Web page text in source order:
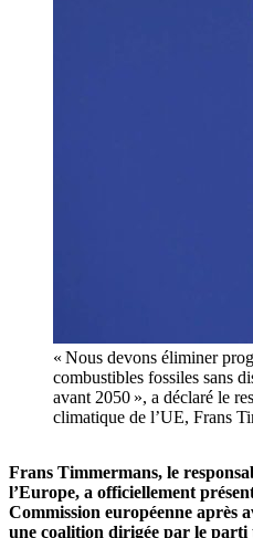
« Nous devons éliminer
combustibles fossiles sans
avant 2050 », a déclaré le
climatique de l’UE, Frans
Frans Timmermans, le
l’Europe, a officiellement
Commission européenne après
une coalition dirigée par le parti